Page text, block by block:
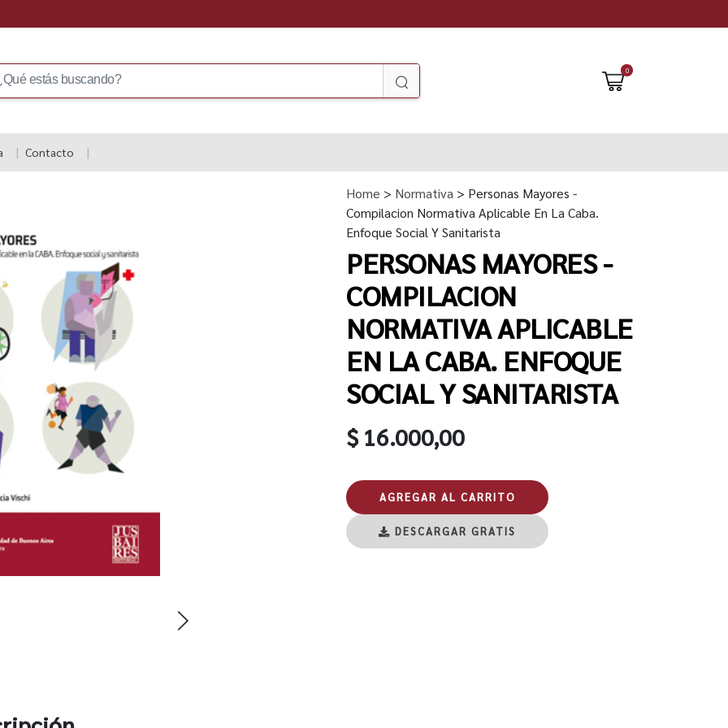
0
Contacto
Home > Normativa > Personas Mayores -
Compilacion Normativa Aplicable En La Caba.
Enfoque Social Y Sanitarista
PERSONAS MAYORES -
COMPILACION
NORMATIVA APLICABLE
EN LA CABA. ENFOQUE
SOCIAL Y SANITARISTA
$ 16.000,00
AGREGAR AL CARRITO
DESCARGAR GRATIS